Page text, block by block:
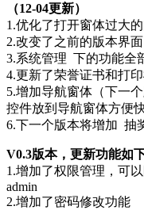
（12-04更新）
1.优化了打开窗体过大
2.改变了之前的版本界面
3.系统管理 下的功能全
4.更新了荣誉证书和打
5.增加导航窗体（下一
控件放到导航窗体方便
6.下一个版本将增加 抽
V0.3版本，更新功能如
1.增加了权限管理，可
admin
2.增加了密码修改功能